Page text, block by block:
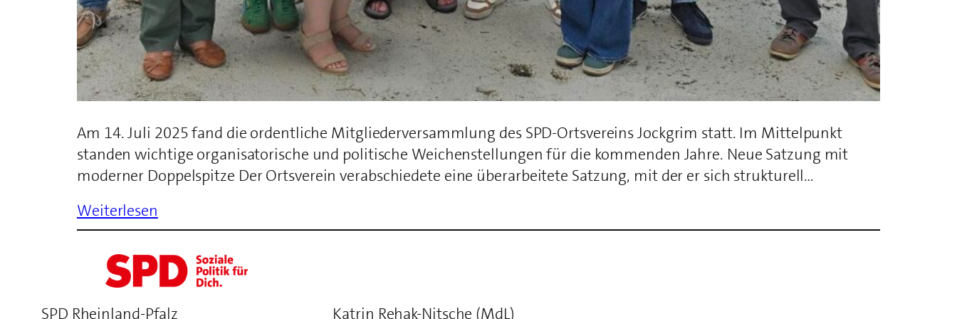
Am 14. Juli 2025 fand die ordentliche Mitgliederversammlung des SPD-Ortsvereins Jockgrim statt. Im Mittelpunkt
standen wichtige organisatorische und politische Weichenstellungen für die kommenden Jahre. Neue Satzung mit
moderner Doppelspitze Der Ortsverein verabschiedete eine überarbeitete Satzung, mit der er sich strukturell…
Weiterlesen
SPD Rheinland-Pfalz Katrin Rehak-Nitsche (MdL)